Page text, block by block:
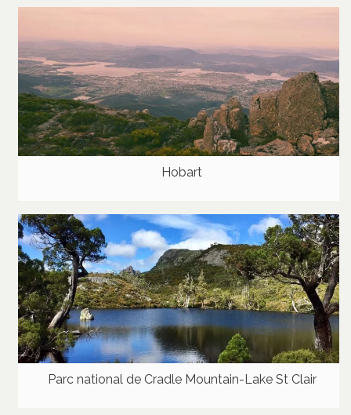
Hobart
Parc national de Cradle Mountain-Lake St Clair